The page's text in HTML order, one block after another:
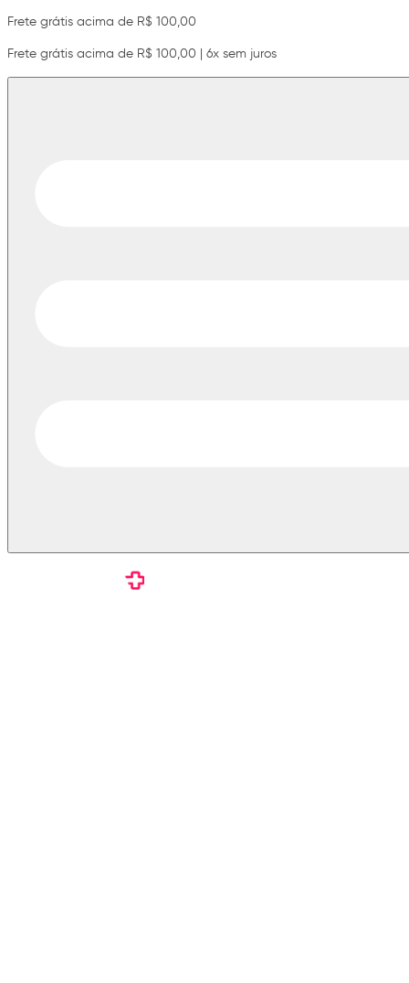
Frete grátis acima de R$ 100,00
Frete grátis acima de R$ 100,00 | 6x sem juros